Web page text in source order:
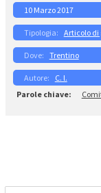
10 Marzo 2017
Articolo di
Trentino
C. l.